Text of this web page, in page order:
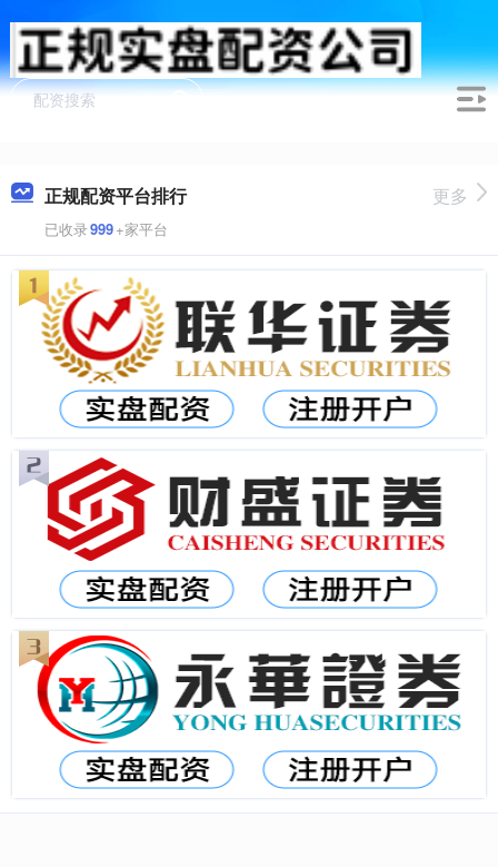
正规配资平台排行
已收录999+家平台
更多